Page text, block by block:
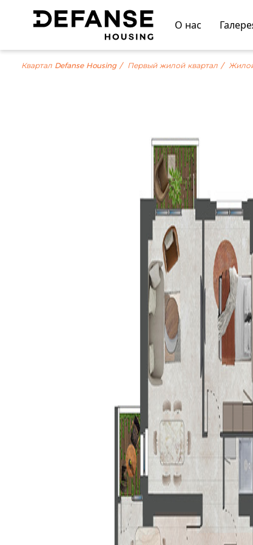
О нас
Квартал Defanse Housing Первый жилой квартал